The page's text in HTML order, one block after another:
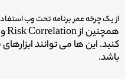
از یک چرخه عمر برنامه تحت وب
کنید. این ها می توانند
باشد.